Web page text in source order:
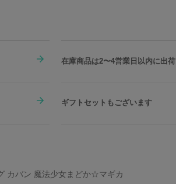
在庫商品は2〜4営業日以内に出荷
ギフトセットもございます
カバン 魔法少女まどか☆マギカ